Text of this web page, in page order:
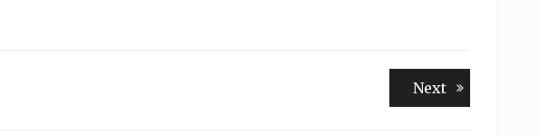
NextNext